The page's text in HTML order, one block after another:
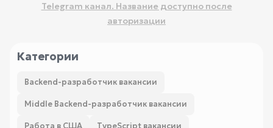
Telegram канал. Название доступно после
авторизации
Категории
Backend-разработчик вакансии
Middle Backend-разработчик вакансии
Работа в США TypeScript вакансии